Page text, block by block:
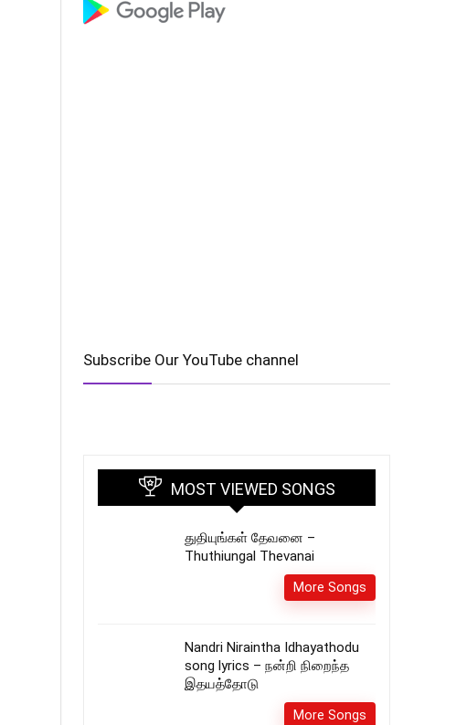
Subscribe Our YouTube channel
MOST VIEWED SONGS
துதியுங்கள் தேவனை –
Thuthiungal Thevanai
More Songs
Nandri Niraintha Idhayathodu
song lyrics – நன்றி நிறைந்த
இதயத்தோடு
More Songs